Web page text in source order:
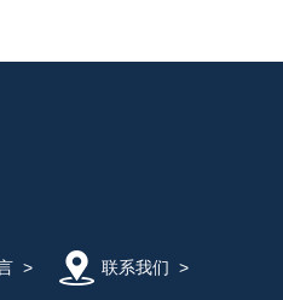
> 联系我们 >